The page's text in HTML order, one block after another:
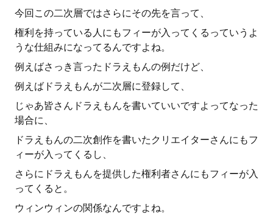
今回この二次層ではさらにその先を言って、
権利を持っている人にもフィーが入ってくるっていうよ
うな仕組みになってるんですよね。
例えばさっき言ったドラえもんの例だけど、
例えばドラえもんが二次層に登録して、
じゃあ皆さんドラえもんを書いていいですよってなった
場合に、
ドラえもんの二次創作を書いたクリエイターさんにもフ
ィーが入ってくるし、
さらにドラえもんを提供した権利者さんにもフィーが入
ってくると。
ウィンウィンの関係なんですよね。